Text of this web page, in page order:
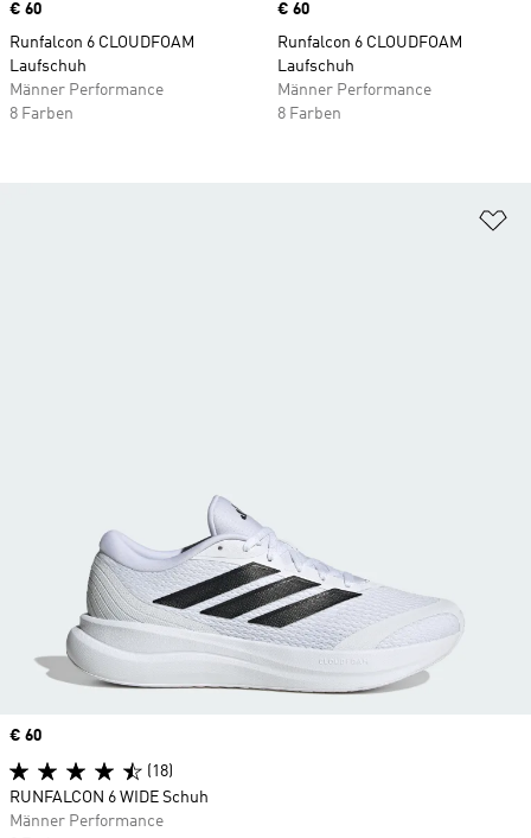
Price
€ 60
Runfalcon 6 CLOUDFOAM
Laufschuh
Männer Performance
8 Farben
Price
€ 60
Runfalcon 6 CLOUDFOAM
Laufschuh
Männer Performance
8 Farben
Price
€ 60
(18)
RUNFALCON 6 WIDE Schuh
Männer Performance